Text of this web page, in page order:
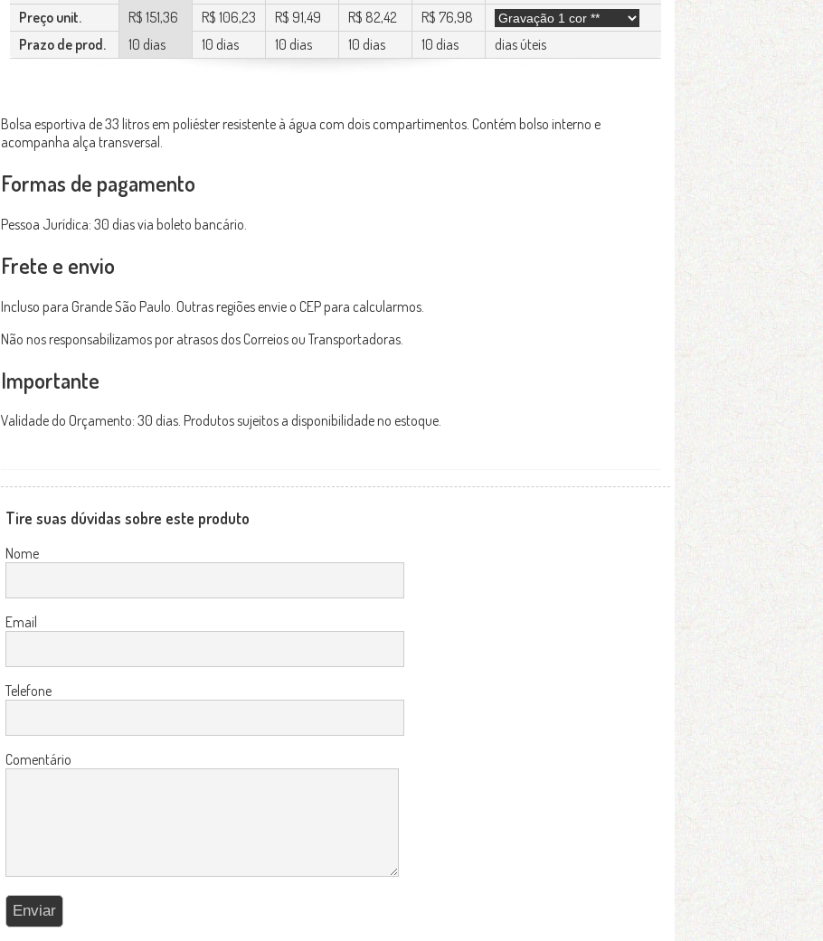
Preço unit.
R$ 151,36 R$ 106,23 R$ 91,49 R$ 82,42
R$ 76,98
Prazo de prod.
10 dias 10 dias 10 dias 10 dias 10 dias dias úteis
Bolsa esportiva de 33 litros em poliéster resistente à água com dois compartimentos. Contém bolso interno e
acompanha alça transversal.
Formas de pagamento
Pessoa Jurídica: 30 dias via boleto bancário.
Frete e envio
Incluso para Grande São Paulo. Outras regiões envie o CEP para calcularmos.
Não nos responsabilizamos por atrasos dos Correios ou Transportadoras.
Importante
Validade do Orçamento: 30 dias. Produtos sujeitos a disponibilidade no estoque.
Tire suas dúvidas sobre este produto
Nome
Email
Telefone
Comentário